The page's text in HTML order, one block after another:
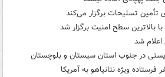
تأمین تسلیحات برگزار می‌کند
شد
در جنوب استان سیستان و بلوچستان
ویژه نتانیاهو به آمریکا